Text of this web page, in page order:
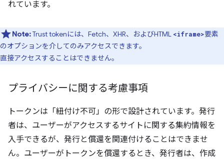
れています。
Note:Trust tokenには、Fetch、XHR、およびHTML <iframe>要素
のオプションを介してのみアクセスできます。
直接アクセスすることはできません。
プライバシーに関する考慮事項
トークンは「紐付け不可」の形で設計されています。発行
者は、ユーザーがアクセスするサイトに関する集約情報を
入手できるが、発行と償還を関連付けることはできませ
ん。ユーザーがトークンを償還するとき、発行者は、作成